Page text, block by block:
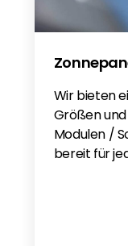
Wir bieten
Größen
Modulen /
bereit für